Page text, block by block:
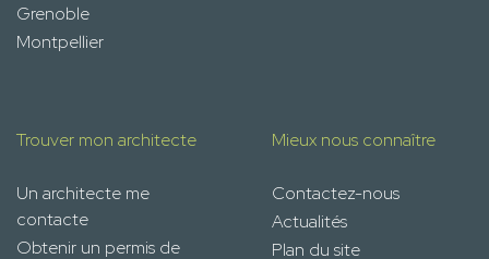
Grenoble
Montpellier
Trouver mon architecte
Un architecte me
contacte
Obtenir un permis de
Mieux nous connaître
Contactez-nous
Actualités
Plan du site